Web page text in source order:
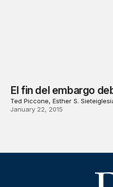
El fin del embargo
Ted Piccone, Esther S.
January 22, 2015